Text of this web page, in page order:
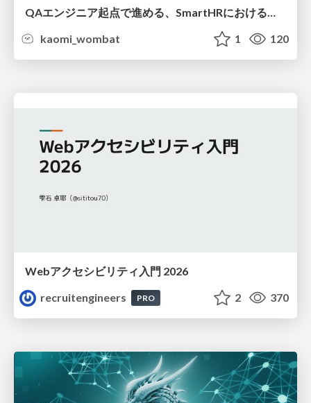
QAエンジニア起点で進める、SmartHRにおける信頼性向上について
kaomi_wombat
1 120
Webアクセシビリティ入門 2026
recruitengineers
PRO 2 370